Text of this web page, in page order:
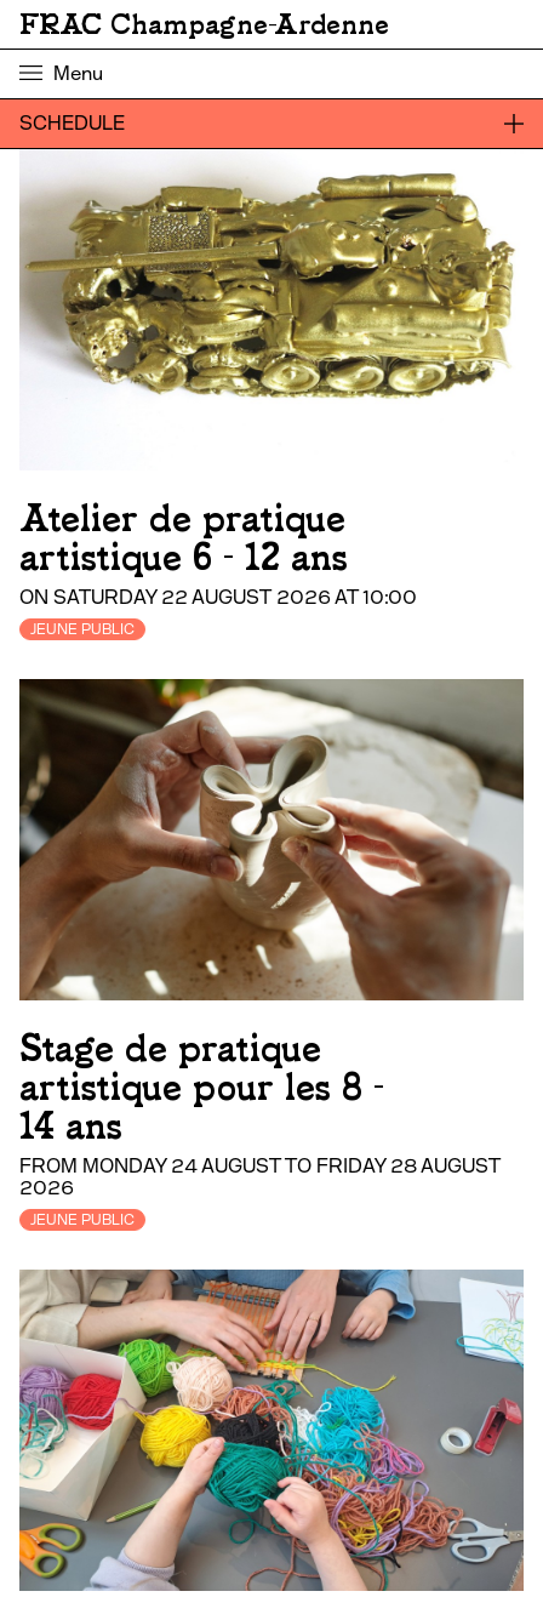
FRAC Champagne-Ardenne
Menu
SCHEDULE
Atelier de pratique
artistique 6 - 12 ans
ON SATURDAY 22 AUGUST 2026 AT 10:00
JEUNE PUBLIC
Stage de pratique
artistique pour les 8 -
14 ans
FROM MONDAY 24 AUGUST TO FRIDAY 28 AUGUST
2026
JEUNE PUBLIC